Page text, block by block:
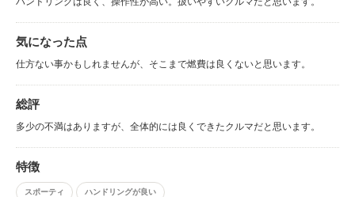
気になった点
仕方ない事かもしれませんが、そこまで燃費は良くないと思います。
総評
多少の不満はありますが、全体的には良くできたクルマだと思います。
特徴
スポーティ ハンドリングが良い